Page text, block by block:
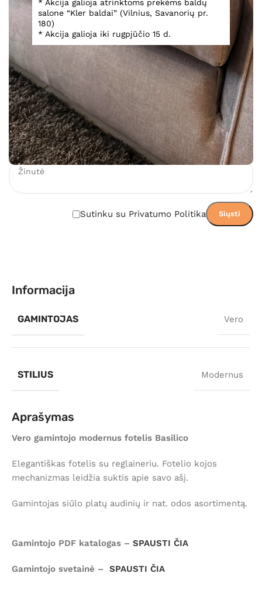
* Akcija galioja atrinktoms prekėms baldų
salone “Kler baldai” (Vilnius, Savanorių pr.
180)
* Akcija galioja iki rugpjūčio 15 d.
888,00 €
Įsiminti
Teirautis dėl prekės
Sutinku su Privatumo Politika
Informacija
GAMINTOJAS Vero
STILIUS Modernus
Aprašymas
Vero gamintojo modernus fotelis Basilico
Elegantiškas fotelis su reglaineriu. Fotelio kojos
mechanizmas leidžia suktis apie savo ašį.
Gamintojas siūlo platų audinių ir nat. odos asortimentą.
Gamintojo PDF katalogas – SPAUSTI ČIA
Gamintojo svetainė – SPAUSTI ČIA